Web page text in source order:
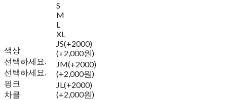
색상
선택하세요.
선택하세요.
핑크
차콜
S
M
L
XL
JS(+2000)
(+2,000원)
JM(+2000)
(+2,000원)
JL(+2000)
(+2,000원)